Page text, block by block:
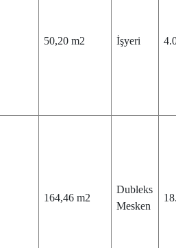
50,20 m2 İşyeri
164,46 m2
Dubleks
Mesken